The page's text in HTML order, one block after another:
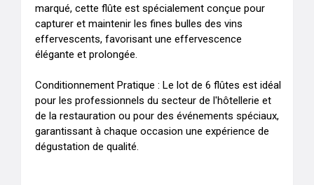
marqué, cette flûte est spécialement conçue pour
capturer et maintenir les fines bulles des vins
effervescents, favorisant une effervescence
élégante et prolongée.
Conditionnement Pratique : Le lot de 6 flûtes est idéal
pour les professionnels du secteur de l'hôtellerie et
de la restauration ou pour des événements spéciaux,
garantissant à chaque occasion une expérience de
dégustation de qualité.